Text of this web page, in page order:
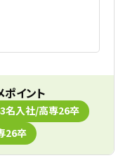
イント
名入社/高専26卒
26卒